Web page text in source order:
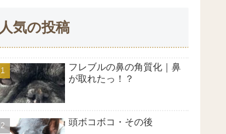
人気の投稿
フレブルの鼻の角質化｜鼻
が取れたっ！？
頭ボコボコ・その後